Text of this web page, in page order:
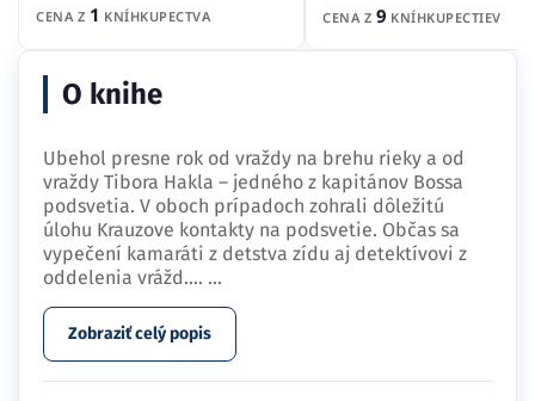
CENA Z 1 KNÍHKUPECTVA
CENA Z 9 KNÍHKUPECTIEV
O knihe
Ubehol presne rok od vraždy na brehu rieky a od
vraždy Tibora Hakla – jedného z kapitánov Bossa
podsvetia. V oboch prípadoch zohrali dôležitú
úlohu Krauzove kontakty na podsvetie. Občas sa
vypečení kamaráti z detstva zídu aj detektívovi z
oddelenia vrážd.… ...
Zobraziť celý popis